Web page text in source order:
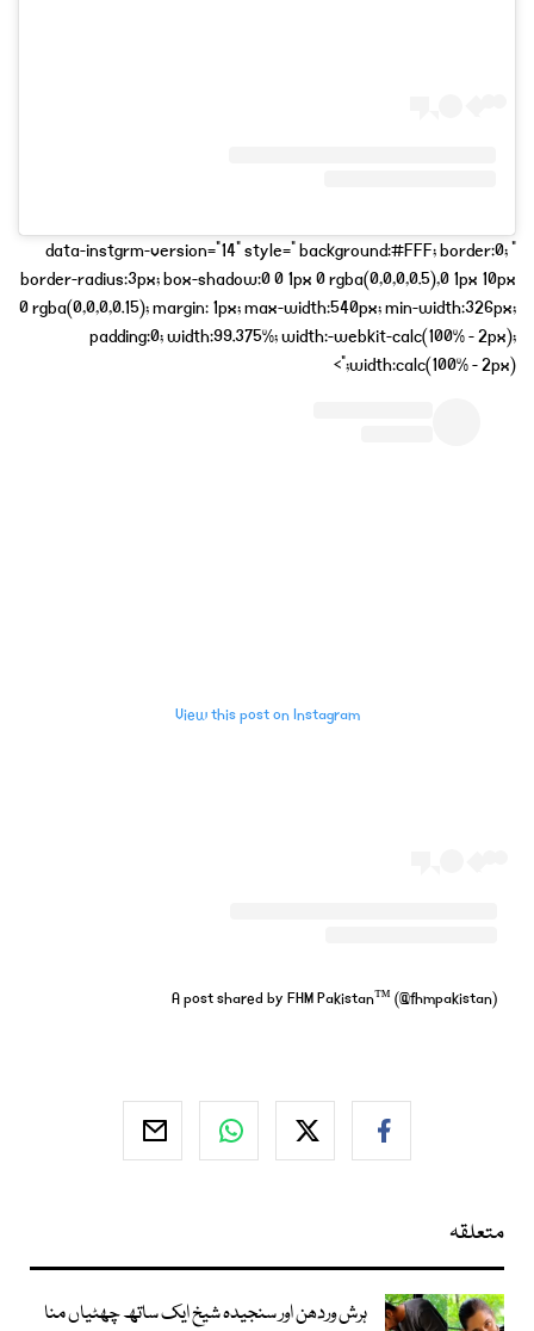
" data-instgrm-version="14" style=" background:#FFF; border:0;
border-radius:3px; box-shadow:0 0 1px 0 rgba(0,0,0,0.5),0 1px 10px
0 rgba(0,0,0,0.15); margin: 1px; max-width:540px; min-width:326px;
padding:0; width:99.375%; width:-webkit-calc(100% - 2px);
width:calc(100% - 2px);">
View this post on Instagram
A post shared by FHM Pakistan™ (@fhmpakistan)
متعلقہ
ہرش وردھن اور سنجیدہ شیخ ایک ساتھ چھٹیاں منا